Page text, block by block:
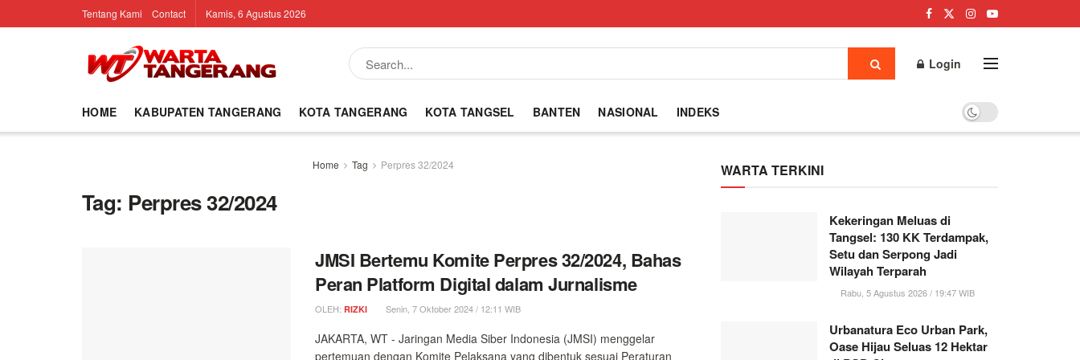
Tentang Kami Contact Kamis, 6 Agustus 2026
Login
HOME KABUPATEN TANGERANG KOTA TANGERANG KOTA TANGSEL BANTEN NASIONAL INDEKS
Home Tag Perpres 32/2024
Tag: Perpres 32/2024
JMSI Bertemu Komite Perpres 32/2024, Bahas
Peran Platform Digital dalam Jurnalisme
OLEH: RIZKI Senin, 7 Oktober 2024 / 12:11 WIB
JAKARTA, WT - Jaringan Media Siber Indonesia (JMSI) menggelar
pertemuan dengan Komite Pelaksana yang dibentuk sesuai Peraturan
WARTA TERKINI
Kekeringan Meluas di
Tangsel: 130 KK Terdampak,
Setu dan Serpong Jadi
Wilayah Terparah
Rabu, 5 Agustus 2026 / 19:47 WIB
Urbanatura Eco Urban Park,
Oase Hijau Seluas 12 Hektar